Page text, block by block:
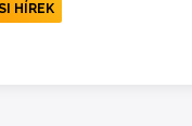
HÍREK